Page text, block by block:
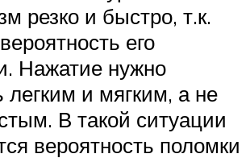
резко и быстро, т.к.
его
Нажатие нужно
легким и мягким, а не
В такой ситуации
вероятность поломки